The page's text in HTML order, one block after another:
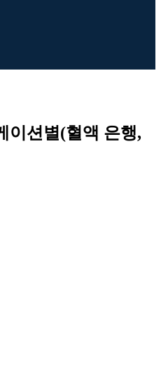
이션별(혈액 은행,